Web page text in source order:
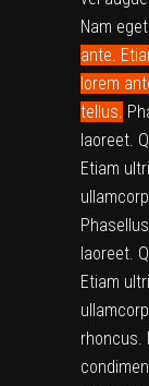
Nam
ante.
lorem
tellus.
laoreet.
Etiam
laoreet.
Etiam
rhoncus.